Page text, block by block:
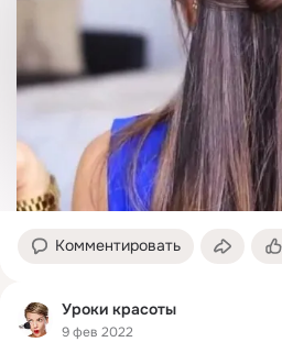
Комментировать
Уроки красоты
9 фев 2022